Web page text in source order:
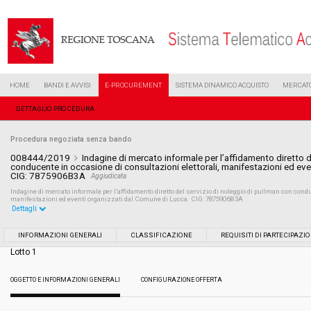
HOME BANDI E AVVISI E-PROCUREMENT SISTEMA DINAMICO ACQUISTO
DETTAGLIO PROCEDURA
Procedura negoziata senza bando
008444/2019
Indagine di mercato informale per l’affidamento diretto
conducente in occasione di consultazioni elettorali, manifestazioni ed
CIG: 7875906B3A
Aggiudicata
Indagine di mercato informale per l’affidamento diretto del servizio di noleggio di pullman con
manifestazioni ed eventi organizzati dal Comune di Lucca. CIG: 7875906B3A
Tipo di contratto:
Data pubblicazione:
Dettagli
INFORMAZIONI GENERALI CLASSIFICAZIONE REQUISITI DI
Lotto 1
OGGETTO E INFORMAZIONI GENERALI CONFIGURAZIONE OFFERTA